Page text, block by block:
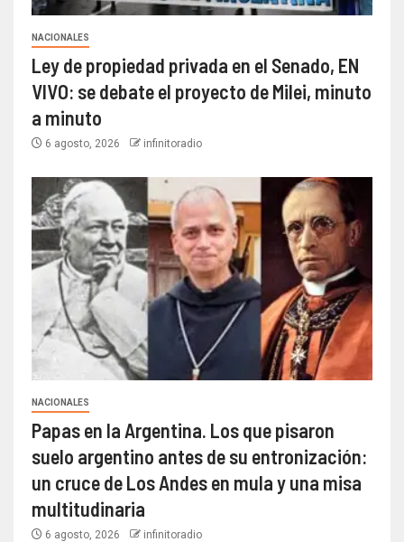
NACIONALES
Ley de propiedad privada en el Senado, EN
VIVO: se debate el proyecto de Milei, minuto
a minuto
6 agosto, 2026 infinitoradio
NACIONALES
Papas en la Argentina. Los que pisaron
suelo argentino antes de su entronización:
un cruce de Los Andes en mula y una misa
multitudinaria
6 agosto, 2026 infinitoradio